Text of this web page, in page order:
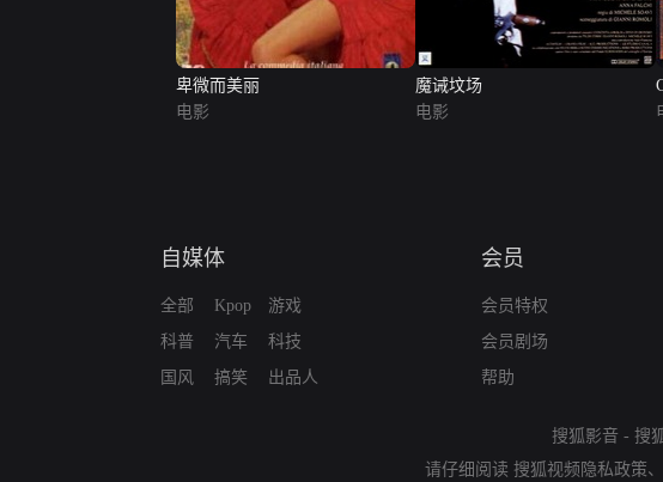
卑微而美丽
电影
魔诫坟场
电影
自媒体
全部
科普
国风
Kpop
汽车
搞笑
游戏
科技
出品人
会员
会员特权
会员剧场
帮助
搜狐影音 - 搜
请仔细阅读 搜狐视频隐私政策、